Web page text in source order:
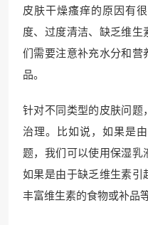
皮肤干燥瘙痒的原因有
度、过度清洁、缺乏维生
们需要注意补充水分和营
品。
针对不同类型的皮肤问题
治理。比如说，如果是
题，我们可以使用保湿乳
如果是由于缺乏维生素引
丰富维生素的食物或补品等